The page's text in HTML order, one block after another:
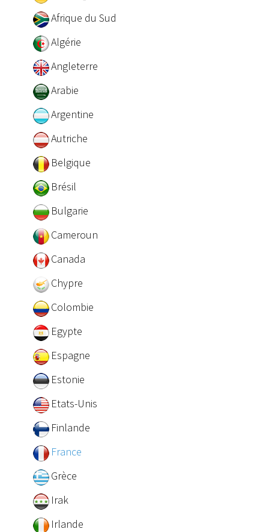
Afrique du Sud
Algérie
Angleterre
Arabie
Argentine
Autriche
Belgique
Brésil
Bulgarie
Cameroun
Canada
Chypre
Colombie
Egypte
Espagne
Estonie
Etats-Unis
Finlande
France
Grèce
Irak
Irlande